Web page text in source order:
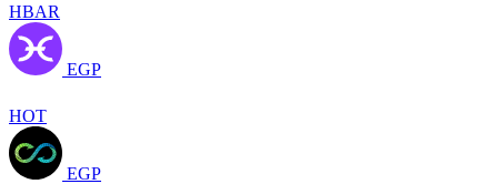
HBAR
EGP
HOT
EGP